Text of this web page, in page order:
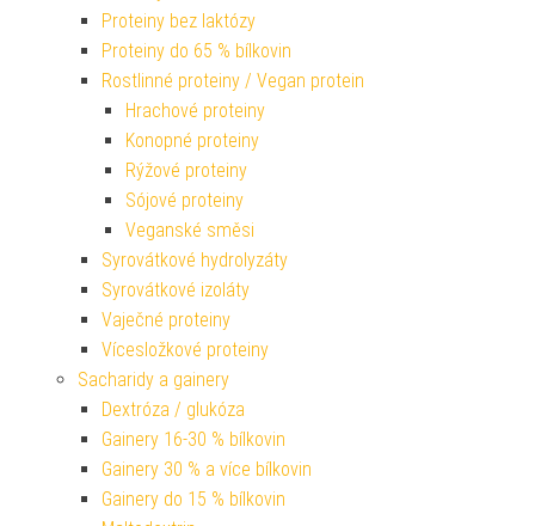
Proteiny bez laktózy
Proteiny do 65 % bílkovin
Rostlinné proteiny / Vegan protein
Hrachové proteiny
Konopné proteiny
Rýžové proteiny
Sójové proteiny
Veganské směsi
Syrovátkové hydrolyzáty
Syrovátkové izoláty
Vaječné proteiny
Vícesložkové proteiny
Sacharidy a gainery
Dextróza / glukóza
Gainery 16-30 % bílkovin
Gainery 30 % a více bílkovin
Gainery do 15 % bílkovin